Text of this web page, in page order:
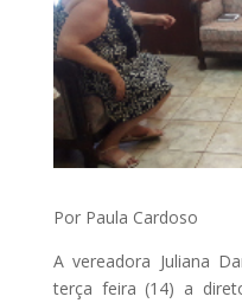
Por Paula Cardoso
A vereadora Juliana
terça feira (14) a